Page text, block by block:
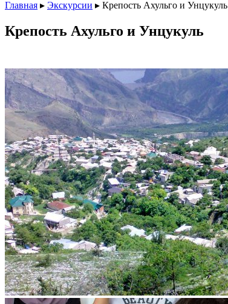
Главная ▸ Экскурсии ▸ Крепость Ахульго и Унцукуль
Крепость Ахульго и Унцукуль